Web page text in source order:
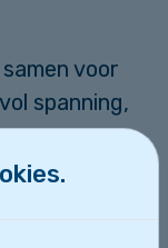
voor
spanning,
om van